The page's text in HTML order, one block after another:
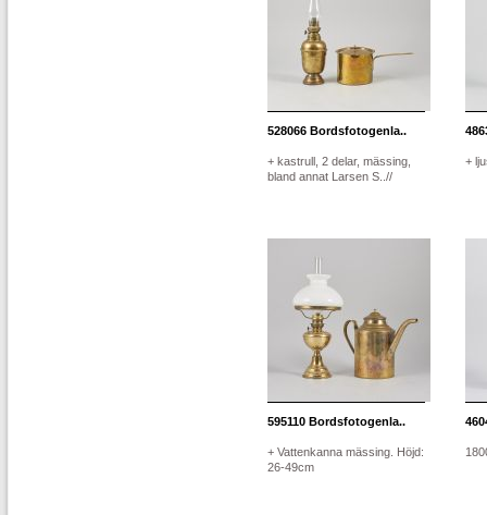
528066 Bordsfotogenla..
+ kastrull, 2 delar, mässing,
bland annat Larsen S..//
+
595110 Bordsfotogenla..
+ Vattenkanna mässing. Höjd:
26-49cm